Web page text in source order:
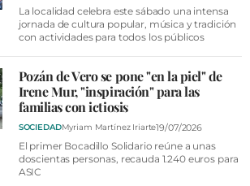
La localidad celebra este sábado una intensa
jornada de cultura popular, música y tradición
con actividades para todos los públicos
Pozán de Vero se pone "en la piel" de
Irene Mur, "inspiración" para las
familias con ictiosis
SOCIEDADMyriam Martínez Iriarte19/07/2026
El primer Bocadillo Solidario reúne a unas
doscientas personas, recauda 1.240 euros para
ASIC